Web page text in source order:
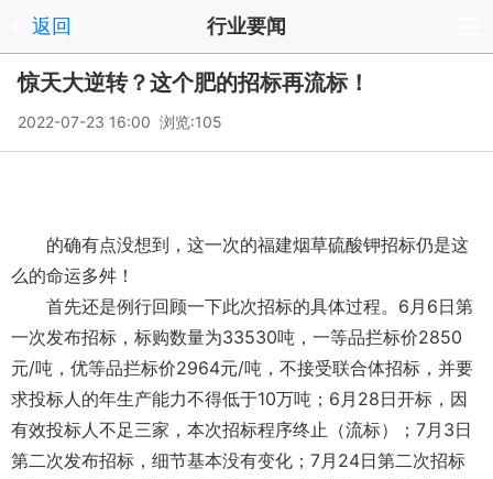
返回 行业要闻
惊天大逆转？这个肥的招标再流标！
2022-07-23 16:00 浏览:105
的确有点没想到，这一次的福建烟草硫酸钾招标仍是这
么的命运多舛！
首先还是例行回顾一下此次招标的具体过程。6月6日第
一次发布招标，标购数量为33530吨，一等品拦标价2850
元/吨，优等品拦标价2964元/吨，不接受联合体招标，并要
求投标人的年生产能力不得低于10万吨；6月28日开标，因
有效投标人不足三家，本次招标程序终止（流标）；7月3日
第二次发布招标，细节基本没有变化；7月24日第二次招标